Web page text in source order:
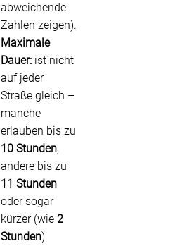
abweichende
Zahlen zeigen).
Maximale
Dauer: ist nicht
auf jeder
Straße gleich –
manche
erlauben bis zu
10 Stunden,
andere bis zu
11 Stunden
oder sogar
kürzer (wie 2
Stunden).